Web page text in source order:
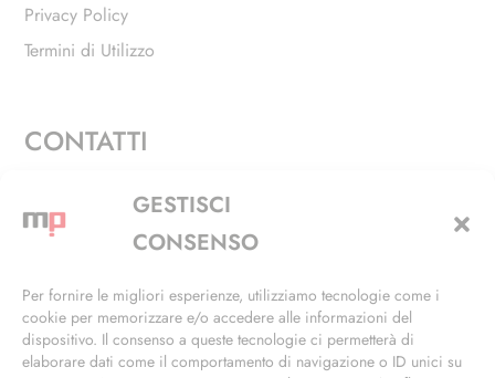
GESTISCI
CONSENSO
Per fornire le migliori esperienze, utilizziamo tecnologie come i
cookie per memorizzare e/o accedere alle informazioni del
dispositivo. Il consenso a queste tecnologie ci permetterà di
elaborare dati come il comportamento di navigazione o ID unici su
Privacy Policy
Termini di Utilizzo
CONTATTI
Via Alfieri, 27 - Trezzano Sul Naviglio (MI)
+39 02 4846 3155
info@masterphil.it